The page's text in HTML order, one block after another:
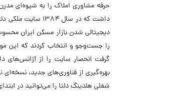
داشت که در سال
گرفت انحصار سایت را از آژانس‌های
بهره‌گیری از فناوری‌های جدید،
شغلی هلدینگ دلتا را می‌توانید در